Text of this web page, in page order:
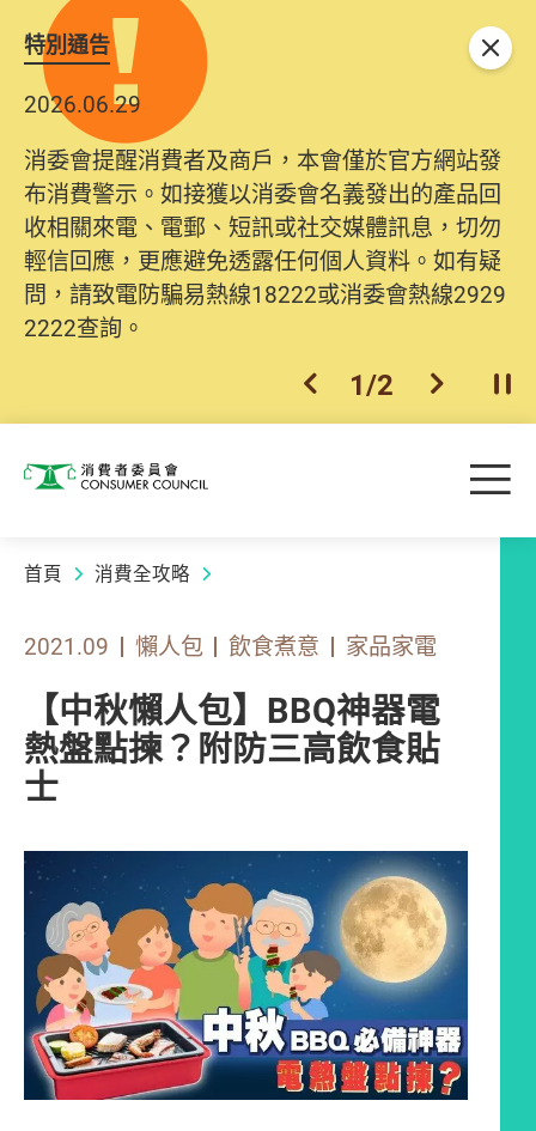
特別通告
2026.06.29
消委會提醒消費者及商戶，本會僅於官方網站發
布消費警示。如接獲以消委會名義發出的產品回
收相關來電、電郵、短訊或社交媒體訊息，切勿
輕信回應，更應避免透露任何個人資料。如有疑
問，請致電防騙易熱線18222或消委會熱線2929
2222查詢。
上一個
1/2 下一個開
關閉
消費者委員會 目
首頁 消費全攻略
2021.09 懶人包 飲食煮意 家品家電
【中秋懶人包】BBQ神器電
熱盤點揀？附防三高飲食貼
士